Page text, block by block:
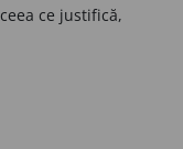
ce justifică,